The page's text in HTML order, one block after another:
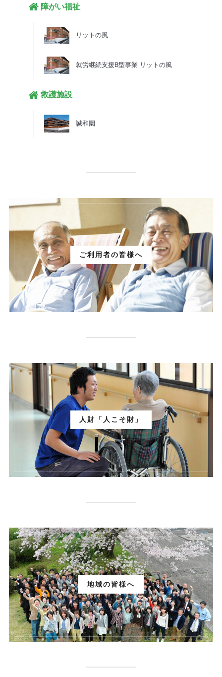
障がい福祉
リットの風
就労継続支援B型事業 リットの風
救護施設
誠和園
ご利用者の皆様へ
人財「人こそ財」
地域の皆様へ